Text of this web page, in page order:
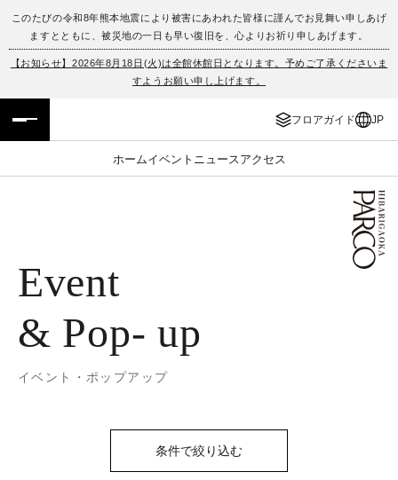
このたびの令和8年熊本地震により被害にあわれた皆様に謹んでお見舞い申しあげ
ますとともに、被災地の一日も早い復旧を、心よりお祈り申しあげます。
【お知らせ】2026年8月18日(火)は全館休館日となります。予めご了承くださいま
すようお願い申し上げます。
フロアガイド JP
ホームイベント ニュース アクセス
フロアガイド
イベント・ポップアップ
ニュース
TAX FREE
PARCOメンバーズ
JP
ENGLISH
簡体字
한국어
日本語
Event
& Pop- up
イベント・ポップアップ
条件で絞り込む